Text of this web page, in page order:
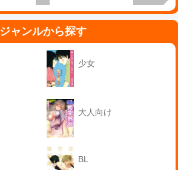
ジャンルから探す
少女
大人向け
BL